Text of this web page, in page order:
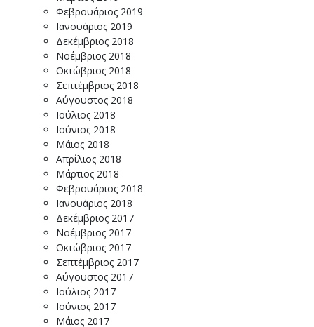
Φεβρουάριος 2019
Ιανουάριος 2019
Δεκέμβριος 2018
Νοέμβριος 2018
Οκτώβριος 2018
Σεπτέμβριος 2018
Αύγουστος 2018
Ιούλιος 2018
Ιούνιος 2018
Μάιος 2018
Απρίλιος 2018
Μάρτιος 2018
Φεβρουάριος 2018
Ιανουάριος 2018
Δεκέμβριος 2017
Νοέμβριος 2017
Οκτώβριος 2017
Σεπτέμβριος 2017
Αύγουστος 2017
Ιούλιος 2017
Ιούνιος 2017
Μάιος 2017